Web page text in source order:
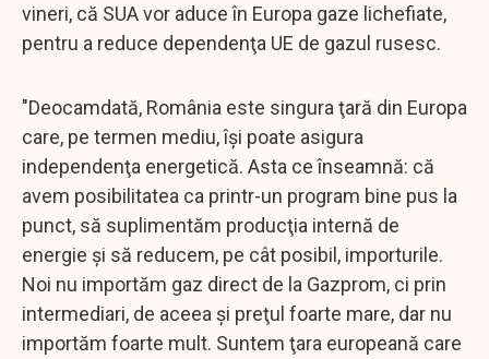
vineri, că SUA vor aduce în Europa gaze lichefiate,
pentru a reduce dependenţa UE de gazul rusesc.
"Deocamdată, România este singura ţară din Europa
care, pe termen mediu, îşi poate asigura
independenţa energetică. Asta ce înseamnă: că
avem posibilitatea ca printr-un program bine pus la
punct, să suplimentăm producţia internă de
energie şi să reducem, pe cât posibil, importurile.
Noi nu importăm gaz direct de la Gazprom, ci prin
intermediari, de aceea şi preţul foarte mare, dar nu
importăm foarte mult. Suntem ţara europeană care